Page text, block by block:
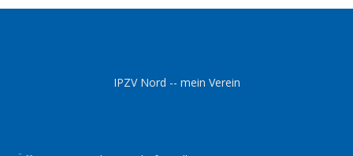
IPZV Nord -- mein Verein